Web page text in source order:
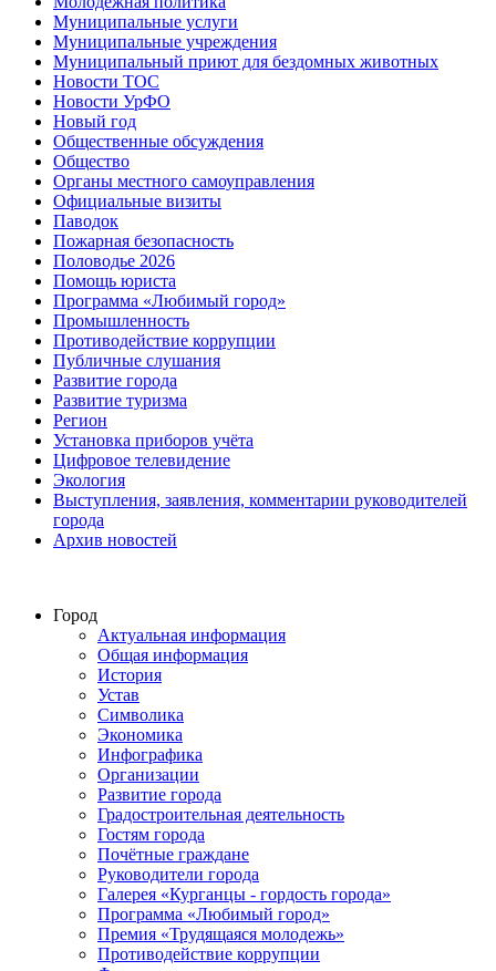
Муниципальные услуги
Муниципальные учреждения
Муниципальный приют для бездомных животных
Новости ТОС
Новости УрФО
Новый год
Общественные обсуждения
Общество
Органы местного самоуправления
Официальные визиты
Паводок
Пожарная безопасность
Половодье 2026
Помощь юриста
Программа «Любимый город»
Промышленность
Противодействие коррупции
Публичные слушания
Развитие города
Развитие туризма
Регион
Установка приборов учёта
Цифровое телевидение
Экология
Выступления, заявления, комментарии руководителей
города
Архив новостей
Город
Актуальная информация
Общая информация
История
Устав
Символика
Экономика
Инфографика
Организации
Развитие города
Градостроительная деятельность
Гостям города
Почётные граждане
Руководители города
Галерея «Курганцы - гордость города»
Программа «Любимый город»
Премия «Трудящаяся молодежь»
Противодействие коррупции